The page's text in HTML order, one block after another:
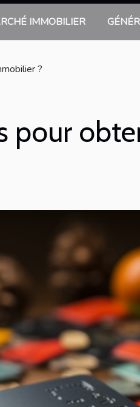
IMMOBILIER
?
pour